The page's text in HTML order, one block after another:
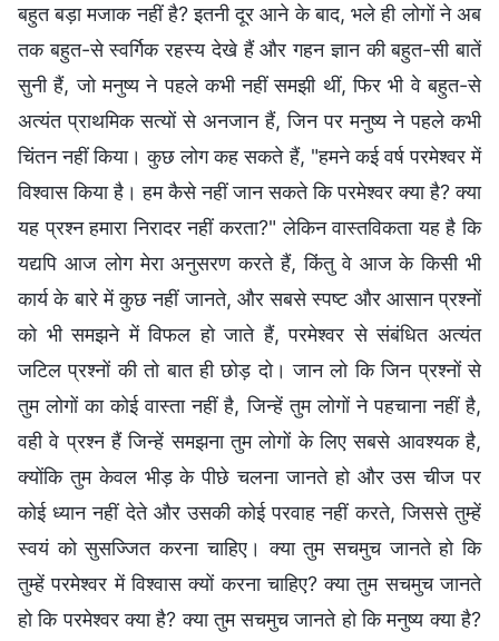
बहुत बड़ा मजाक नहीं है? इतनी दूर आने के बाद, भले ही लोगों ने अब
तक बहुत-से स्वर्गिक रहस्य देखे हैं और गहन ज्ञान की बहुत-सी बातें
सुनी हैं, जो मनुष्य ने पहले कभी नहीं समझी थीं, फिर भी वे बहुत-से
अत्यंत प्राथमिक सत्यों से अनजान हैं, जिन पर मनुष्य ने पहले कभी
चिंतन नहीं किया। कुछ लोग कह सकते हैं, "हमने कई वर्ष परमेश्वर में
विश्वास किया है। हम कैसे नहीं जान सकते कि परमेश्वर क्या है? क्या
यह प्रश्न हमारा निरादर नहीं करता?" लेकिन वास्तविकता यह है कि
यद्यपि आज लोग मेरा अनुसरण करते हैं, किंतु वे आज के किसी भी
कार्य के बारे में कुछ नहीं जानते, और सबसे स्पष्ट और आसान प्रश्नों
को भी समझने में विफल हो जाते हैं, परमेश्वर से संबंधित अत्यंत
जटिल प्रश्नों की तो बात ही छोड़ दो। जान लो कि जिन प्रश्नों से
तुम लोगों का कोई वास्ता नहीं है, जिन्हें तुम लोगों ने पहचाना नहीं है,
वही वे प्रश्न हैं जिन्हें समझना तुम लोगों के लिए सबसे आवश्यक है,
क्योंकि तुम केवल भीड़ के पीछे चलना जानते हो और उस चीज पर
कोई ध्यान नहीं देते और उसकी कोई परवाह नहीं करते, जिससे तुम्हें
स्वयं को सुसज्जित करना चाहिए। क्या तुम सचमुच जानते हो कि
तुम्हें परमेश्वर में विश्वास क्यों करना चाहिए? क्या तुम सचमुच जानते
हो कि परमेश्वर क्या है? क्या तुम सचमुच जानते हो कि मनुष्य क्या है?